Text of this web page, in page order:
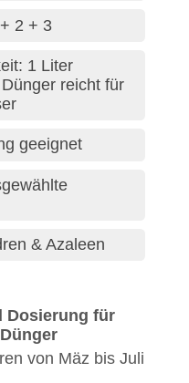
2 + 3
1 Liter
reicht für
geeignet
& Azaleen
Dosierung für
von Mäz bis Juli